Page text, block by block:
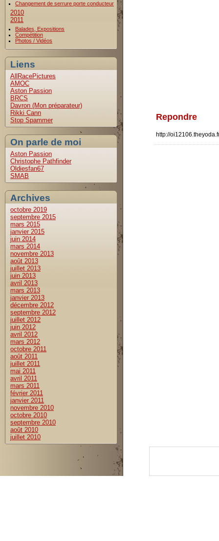
Changement de serrure porte conducteur
2010
2011
Balades, Expositions
Compétition
Photos / Vidéos
Liens
AllRacePictures
AMOC
Aston Passion
BRCS
Davron (Mon préparateur)
Rikki Cann
Stop Spammer
On parle de moi
Aston Passion
Christophe Pathfinder
Oldiesfan67
SMAB
Archives
octobre 2019
septembre 2015
mars 2015
janvier 2015
juin 2014
mars 2014
novembre 2013
août 2013
juillet 2013
juin 2013
avril 2013
mars 2013
janvier 2013
décembre 2012
septembre 2012
juillet 2012
juin 2012
avril 2012
mars 2012
octobre 2011
août 2011
juillet 2011
mai 2011
avril 2011
mars 2011
février 2011
janvier 2011
novembre 2010
octobre 2010
septembre 2010
août 2010
juillet 2010
Repondre
http://